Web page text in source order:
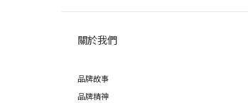
關於我們
品牌故事
品牌精神